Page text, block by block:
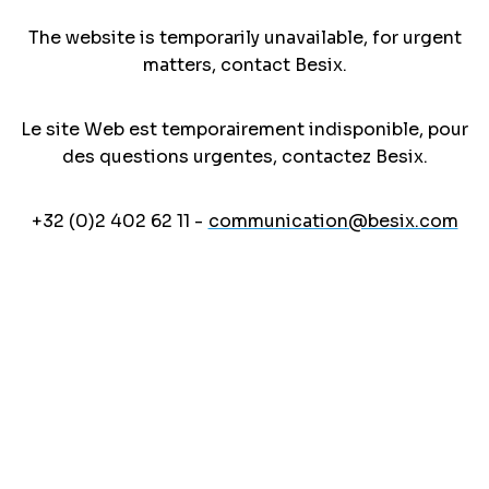
The website is temporarily unavailable, for urgent
matters, contact Besix.
Le site Web est temporairement indisponible, pour
des questions urgentes, contactez Besix.
+32 (0)2 402 62 11 - communication@besix.com